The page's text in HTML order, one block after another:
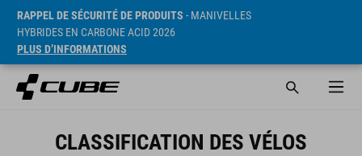
RAPPEL DE SÉCURITÉ DE PRODUITS - MANIVELLES
HYBRIDES EN CARBONE ACID 2026
PLUS D’INFORMATIONS
CLASSIFICATION DES VÉLOS